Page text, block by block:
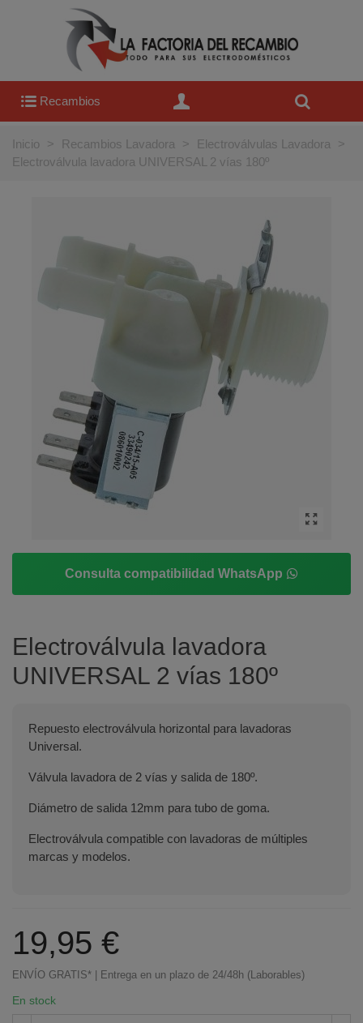
Recambios
Inicio > Recambios Lavadora > Electroválvulas Lavadora
>
Electroválvula lavadora UNIVERSAL 2 vías 180º
Consulta compatibilidad WhatsApp
Electroválvula lavadora
UNIVERSAL 2 vías 180º
Repuesto electroválvula horizontal para lavadoras
Universal.
Válvula lavadora de 2 vías y salida de 180º.
Diámetro de salida 12mm para tubo de goma.
Electroválvula compatible con lavadoras de múltiples
marcas y modelos.
19,95 €
ENVÍO GRATIS* | Entrega en un plazo de 24/48h (Laborables)
En stock